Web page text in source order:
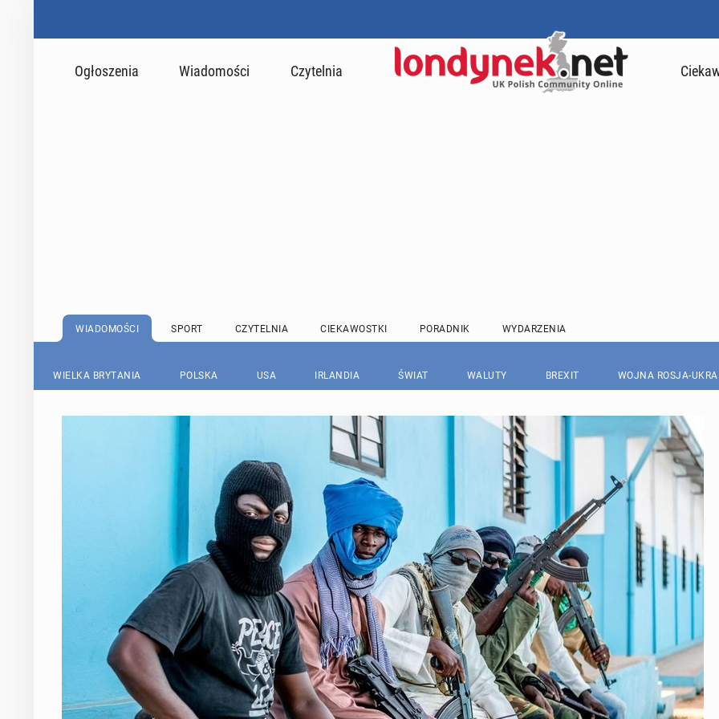
Ogłoszenia Wiadomości Czytelnia
WIADOMOŚCI SPORT CZYTELNIA CIEKAWOSTKI PORADNIK WYDARZENIA
WIELKA BRYTANIA POLSKA USA IRLANDIA ŚWIAT WALUTY BREXIT WOJNA ROSJA-